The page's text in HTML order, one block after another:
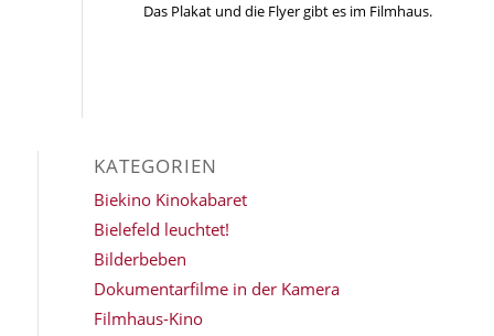
Das Plakat und die Flyer gibt es im Filmhaus.
KATEGORIEN
Biekino Kinokabaret
Bielefeld leuchtet!
Bilderbeben
Dokumentarfilme in der Kamera
Filmhaus-Kino